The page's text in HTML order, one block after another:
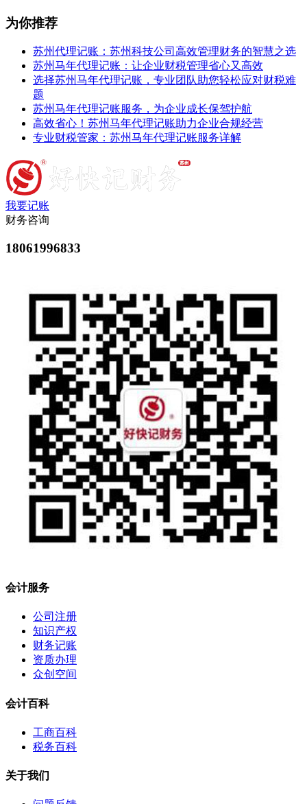
为你推荐
苏州代理记账：苏州科技公司高效管理财务的智慧之选
苏州马年代理记账：让企业财税管理省心又高效
选择苏州马年代理记账，专业团队助您轻松应对财税难
题
苏州马年代理记账服务，为企业成长保驾护航
高效省心！苏州马年代理记账助力企业合规经营
专业财税管家：苏州马年代理记账服务详解
我要记账
财务咨询
18061996833
会计服务
公司注册
知识产权
财务记账
资质办理
众创空间
会计百科
工商百科
税务百科
关于我们